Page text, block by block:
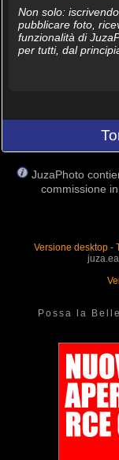
Non solo:
pubblicare foto,
funzionalità di
per tutti, dal
JuzaPhoto
commissione
Versione desktop-
Possa la